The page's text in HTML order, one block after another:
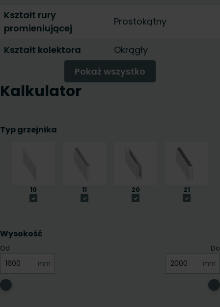
Kształt rury
promieniującej
Prostokątny
Kształt kolektora
Okrągły
Pokaż wszystko
Kalkulator